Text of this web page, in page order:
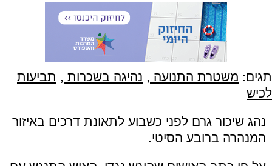
תגים: משטרת התנועה , נהיגה בשכרות , תביעות
לכיש
נהג שיכור גרם לפני כשבוע לתאונת דרכים באיזור
המנהרה ברובע הסיטי.